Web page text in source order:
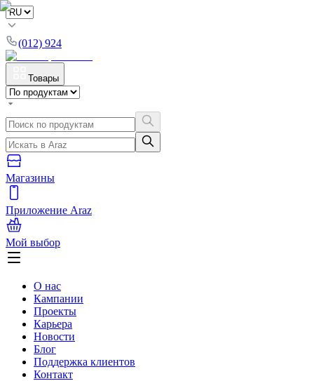
(012) 924
Товары
Магазины
Приложение Araz
Мой выбор
О нас
Кампании
Проекты
Карьера
Новости
Блог
Поддержка клиентов
Контакт